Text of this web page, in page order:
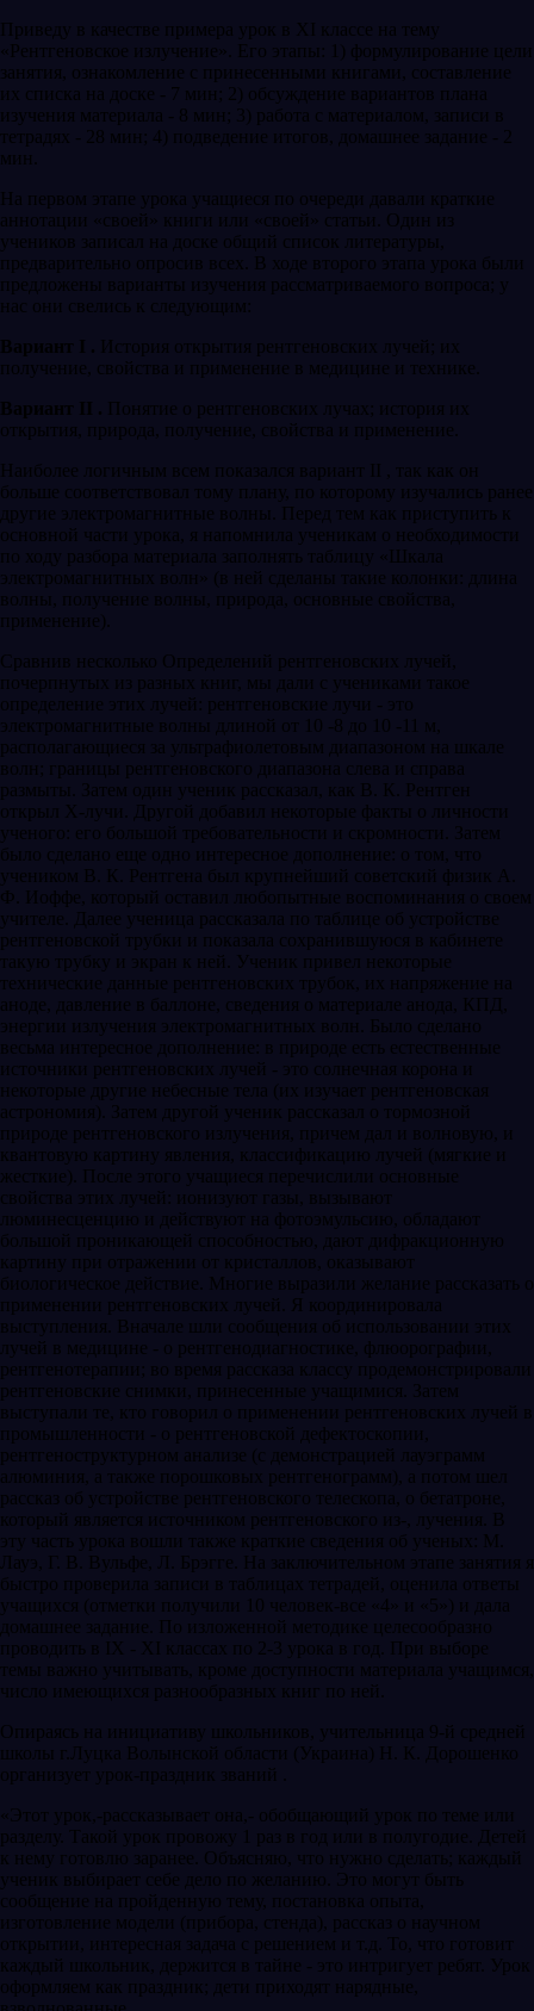
Приведу в качестве примера урок в XI классе на тему
«Рентгеновское излучение». Его этапы: 1) формулирование цели
занятия, ознакомление с принесенными книгами, составление
их списка на доске - 7 мин; 2) обсуждение вариантов плана
изучения материала - 8 мин; 3) работа с материалом, записи в
тетрадях - 28 мин; 4) подведение итогов, домашнее задание - 2
мин.
На первом этапе урока учащиеся по очереди давали краткие
аннотации «своей» книги или «своей» статьи. Один из
учеников записал на доске общий список литературы,
предварительно опросив всех. В ходе второго этапа урока были
предложены варианты изучения рассматриваемого вопроса; у
нас они свелись к следующим:
Вариант I . История открытия рентгеновских лучей; их
получение, свойства и применение в медицине и технике.
Вариант II . Понятие о рентгеновских лучах; история их
открытия, природа, получение, свойства и применение.
Наиболее логичным всем показался вариант II , так как он
больше соответствовал тому плану, по которому изучались ранее
другие электромагнитные волны. Перед тем как приступить к
основной части урока, я напомнила ученикам о необходимости
по ходу разбора материала заполнять таблицу «Шкала
электромагнитных волн» (в ней сделаны такие колонки: длина
волны, получение волны, природа, основные свойства,
применение).
Сравнив несколько Определений рентгеновских лучей,
почерпнутых из разных книг, мы дали с учениками такое
определение этих лучей: рентгеновские лучи - это
электромагнитные волны длиной от 10 -8 до 10 -11 м,
располагающиеся за ультрафиолетовым диапазоном на шкале
волн; границы рентгеновского диапазона слева и справа
размыты. Затем один ученик рассказал, как В. К. Рентген
открыл Х-лучи. Другой добавил некоторые факты о личности
ученого: его большой требовательности и скромности. Затем
было сделано еще одно интересное дополнение: о том, что
учеником В. К. Рентгена был крупнейший советский физик А.
Ф. Иоффе, который оставил любопытные воспоминания о своем
учителе. Далее ученица рассказала по таблице об устройстве
рентгеновской трубки и показала сохранившуюся в кабинете
такую трубку и экран к ней. Ученик привел некоторые
технические данные рентгеновских трубок, их напряжение на
аноде, давление в баллоне, сведения о материале анода, КПД,
энергии излучения электромагнитных волн. Было сделано
весьма интересное дополнение: в природе есть естественные
источники рентгеновских лучей - это солнечная корона и
некоторые другие небесные тела (их изучает рентгеновская
астрономия). Затем другой ученик рассказал о тормозной
природе рентгеновского излучения, причем дал и волновую, и
квантовую картину явления, классификацию лучей (мягкие и
жесткие). После этого учащиеся перечислили основные
свойства этих лучей: ионизуют газы, вызывают
люминесценцию и действуют на фотоэмульсию, обладают
большой проникающей способностью, дают дифракционную
картину при отражении от кристаллов, оказывают
биологическое действие. Многие выразили желание рассказать о
применении рентгеновских лучей. Я координировала
выступления. Вначале шли сообщения об использовании этих
лучей в медицине - о рентгенодиагностике, флюорографии,
рентгенотерапии; во время рассказа классу продемонстрировали
рентгеновские снимки, принесенные учащимися. Затем
выступали те, кто говорил о применении рентгеновских лучей в
промышленности - о рентгеновской дефектоскопии,
рентгеноструктурном анализе (с демонстрацией лауэграмм
алюминия, а также порошковых рентгенограмм), а потом шел
рассказ об устройстве рентгеновского телескопа, о бетатроне,
который является источником рентгеновского из-, лучения. В
эту часть урока вошли также краткие сведения об ученых: М.
Лауэ, Г. В. Вульфе, Л. Брэгге. На заключительном этапе занятия я
быстро проверила записи в таблицах тетрадей, оценила ответы
учащихся (отметки получили 10 человек-все «4» и «5») и дала
домашнее задание. По изложенной методике целесообразно
проводить в IX - XI классах по 2-3 урока в год. При выборе
темы важно учитывать, кроме доступности материала учащимся,
число имеющихся разнообразных книг по ней.
Опираясь на инициативу школьников, учительница 9-й средней
школы г.Луцка Волынской области (Украина) Н. К. Дорошенко
организует урок-праздник званий .
«Этот урок,-рассказывает она,- обобщающий урок по теме или
разделу. Такой урок провожу 1 раз в год или в полугодие. Детей
к нему готовлю заранее. Объясняю, что нужно сделать; каждый
ученик выбирает себе дело по желанию. Это могут быть
сообщение на пройденную тему, постановка опыта,
изготовление модели (прибора, стенда), рассказ о научном
открытии, интересная задача с решением и т.д. То, что готовит
каждый школьник, держится в тайне - это интригует ребят. Урок
оформляем как праздник; дети приходят нарядные,